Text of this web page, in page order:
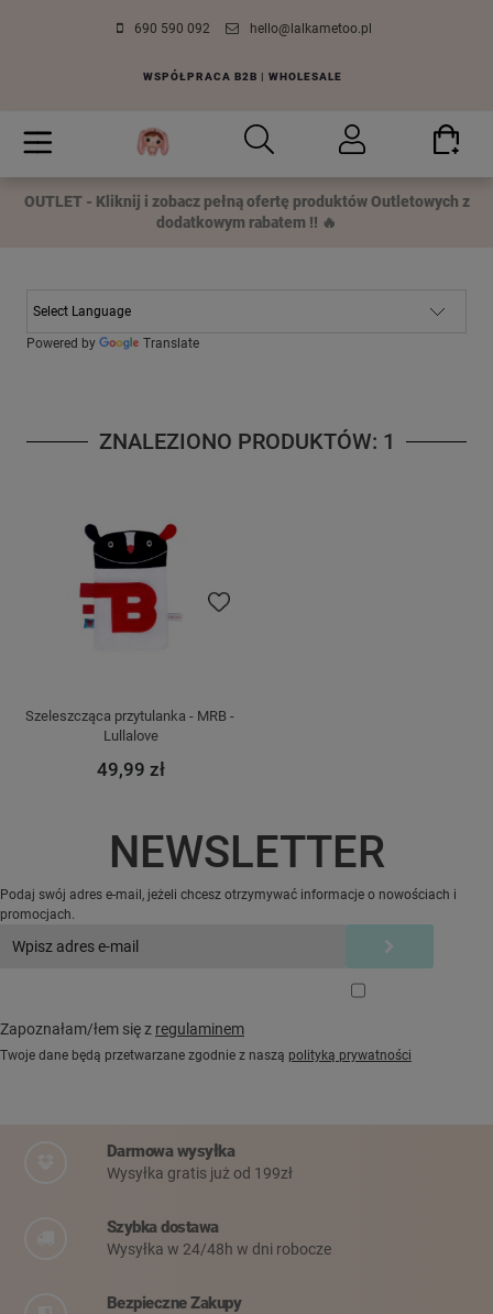
690 590 092 hello@lalkametoo.pl
WSPÓŁPRACA B2B | WHOLESALE
OUTLET - Kliknij i zobacz pełną ofertę produktów Outletowych z
dodatkowym rabatem !! 🔥
Powered by Translate
ZNALEZIONO PRODUKTÓW: 1
Szeleszcząca przytulanka - MRB -
Lullalove
49,99 zł
Do ulubionych
NEWSLETTER
Podaj swój adres e-mail, jeżeli chcesz otrzymywać informacje o nowościach i
promocjach.
Zapoznałam/łem się z regulaminem
Twoje dane będą przetwarzane zgodnie z naszą polityką prywatności
Darmowa wysyłka
Wysyłka gratis już od 199zł
Szybka dostawa
Wysyłka w 24/48h w dni robocze
Bezpieczne Zakupy